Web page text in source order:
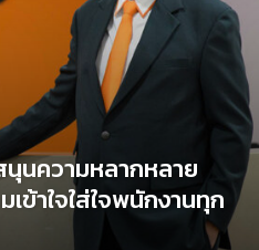
นความหลากหลาย
ข้าใจใส่ใจพนักงานทุก